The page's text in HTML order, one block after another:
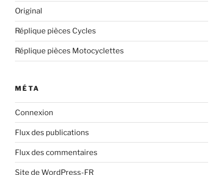
Original
Réplique pièces Cycles
Réplique pièces Motocyclettes
MÉTA
Connexion
Flux des publications
Flux des commentaires
Site de WordPress-FR